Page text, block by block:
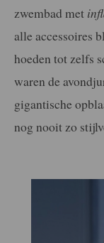
zwembad met
alle accessoires
hoeden tot zelfs
waren de
gigantische
nog nooit zo